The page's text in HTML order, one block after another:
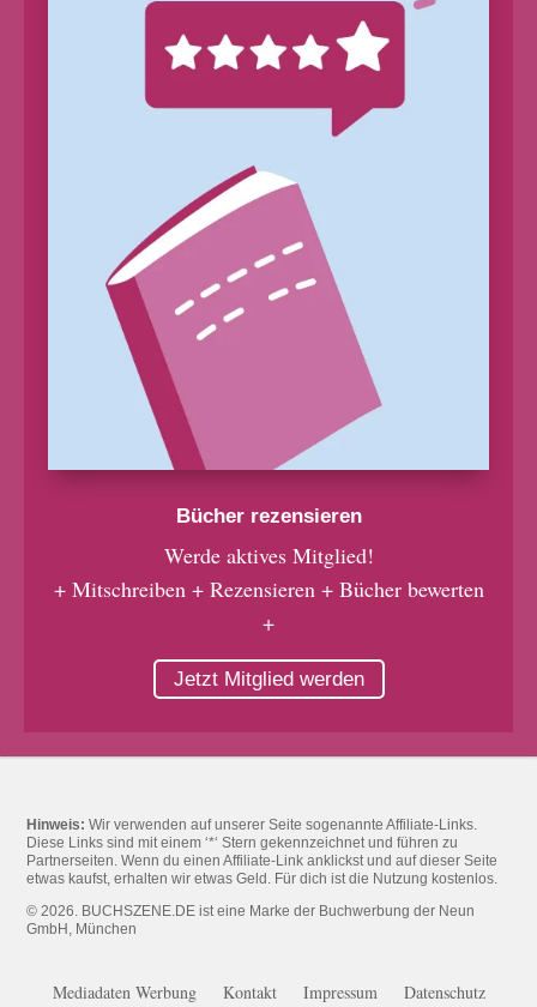
Bücher rezensieren
Werde aktives Mitglied!
+ Mitschreiben + Rezensieren + Bücher bewerten
+
Jetzt Mitglied werden
Hinweis: Wir verwenden auf unserer Seite sogenannte Affiliate-Links.
Diese Links sind mit einem ‘*‘ Stern gekennzeichnet und führen zu
Partnerseiten. Wenn du einen Affiliate-Link anklickst und auf dieser Seite
etwas kaufst, erhalten wir etwas Geld. Für dich ist die Nutzung kostenlos.
© 2026. BUCHSZENE.DE ist eine Marke der Buchwerbung der Neun
GmbH, München
Mediadaten Werbung Kontakt Impressum Datenschutz